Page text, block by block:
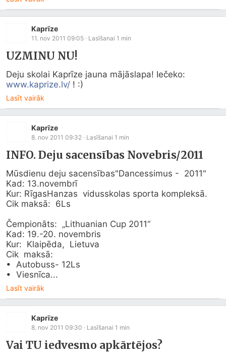
Kaprīze
11. nov 2011 09:05 · Lasīšanai 1 min
UZMINU NU!
www.kaprize.lv/ ! :)
Lasīt vairāk
Kaprīze
8. nov 2011 09:32 · Lasīšanai 1 min
INFO. Deju sacensības Novebris/2011
Mūsdienu deju sacensības"Dancessimus -  2011"
Kad: 13.novembrī
Kur: RīgasHanzas  vidusskolas sporta kompleksā.
Cik maksā:  6Ls
Čempionāts:  „Lithuanian Cup 2011“
Kad: 19.-20. novembris
Kur:  Klaipēda,  Lietuva
Cik  maksā:
•  Autobuss- 12Ls
•  Viesnīca...
Lasīt vairāk
Kaprīze
8. nov 2011 09:30 · Lasīšanai 1 min
Vai TU iedvesmo apkārtējos?